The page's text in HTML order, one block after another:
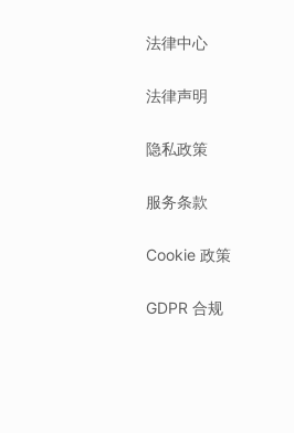
法律中心
法律声明
隐私政策
服务条款
Cookie 政策
GDPR 合规